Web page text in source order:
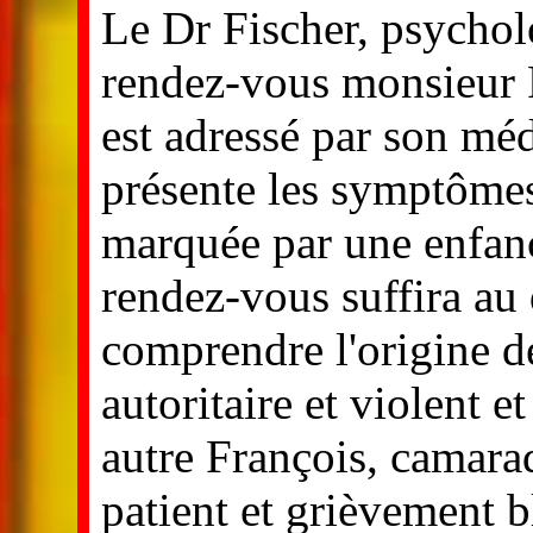
Le Dr Fischer,
rendez-vous
est adressé par son
présente les
marquée par une
rendez-vous suffira
comprendre l'origine
autoritaire et violent
autre François,
patient et grièvement